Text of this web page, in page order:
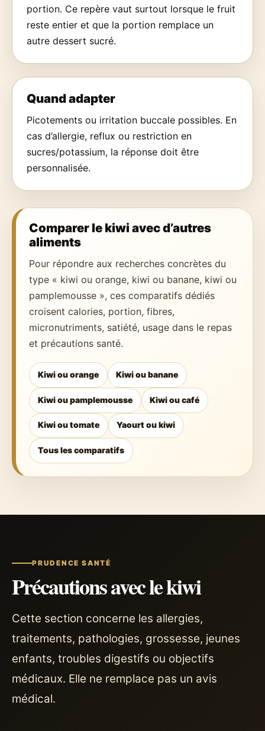
portion. Ce repère vaut surtout lorsque le fruit
reste entier et que la portion remplace un
autre dessert sucré.
Quand adapter
Picotements ou irritation buccale possibles. En
cas d’allergie, reflux ou restriction en
sucres/potassium, la réponse doit être
personnalisée.
Comparer le kiwi avec d’autres
aliments
Pour répondre aux recherches concrètes du
type « kiwi ou orange, kiwi ou banane, kiwi ou
pamplemousse », ces comparatifs dédiés
croisent calories, portion, fibres,
micronutriments, satiété, usage dans le repas
et précautions santé.
Kiwi ou orange Kiwi ou banane
Kiwi ou pamplemousse Kiwi ou café
Kiwi ou tomate Yaourt ou kiwi
Tous les comparatifs
PRUDENCE SANTÉ
Précautions avec le kiwi
Cette section concerne les allergies,
traitements, pathologies, grossesse, jeunes
enfants, troubles digestifs ou objectifs
médicaux. Elle ne remplace pas un avis
médical.